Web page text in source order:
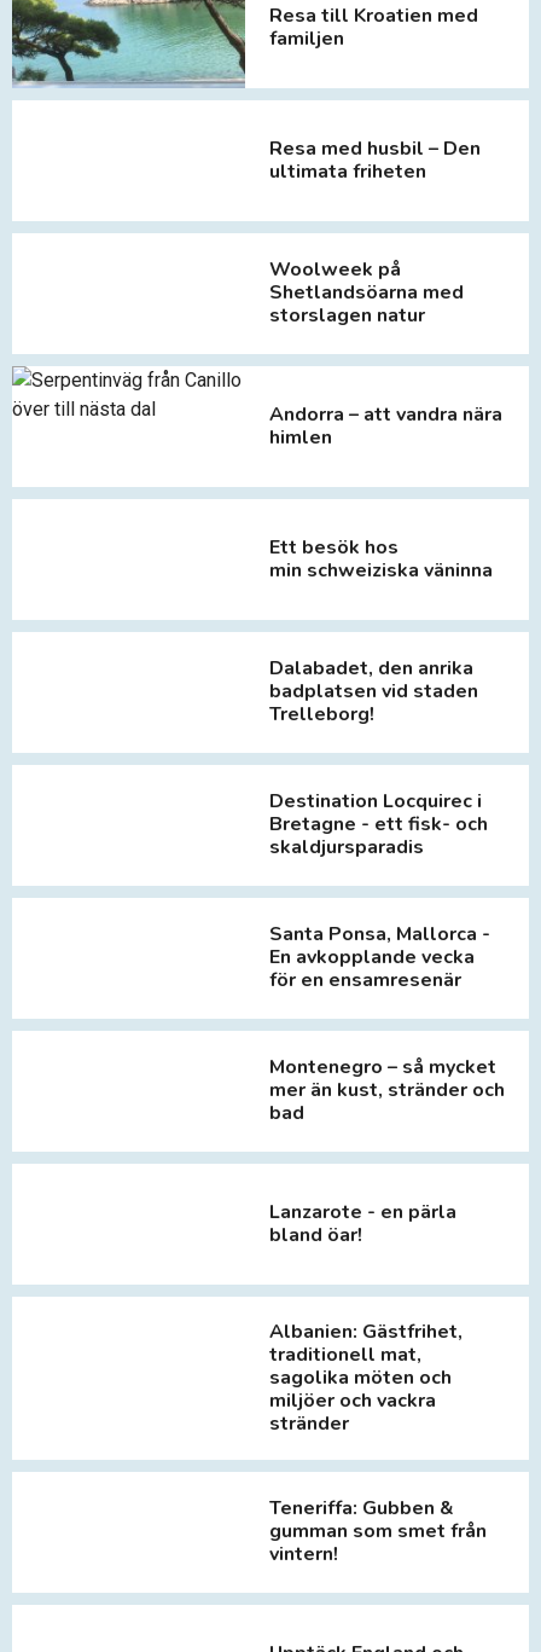
Resa till Kroatien med
familjen
Resa med husbil – Den
ultimata friheten
Woolweek på
Shetlandsöarna med
storslagen natur
Andorra – att vandra nära
himlen
Ett besök hos
min schweiziska väninna
Dalabadet, den anrika
badplatsen vid staden
Trelleborg!
Destination Locquirec i
Bretagne - ett fisk- och
skaldjursparadis
Santa Ponsa, Mallorca -
En avkopplande vecka
för en ensamresenär
Montenegro – så mycket
mer än kust, stränder och
bad
Lanzarote - en pärla
bland öar!
Albanien: Gästfrihet,
traditionell mat,
sagolika möten och
miljöer och vackra
stränder
Teneriffa: Gubben &
gumman som smet från
vintern!